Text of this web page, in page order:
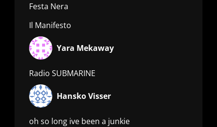
Festa Nera
Il Manifesto
Yara Mekaway
Radio SUBMARINE
Hansko Visser
oh so long ive been a junkie